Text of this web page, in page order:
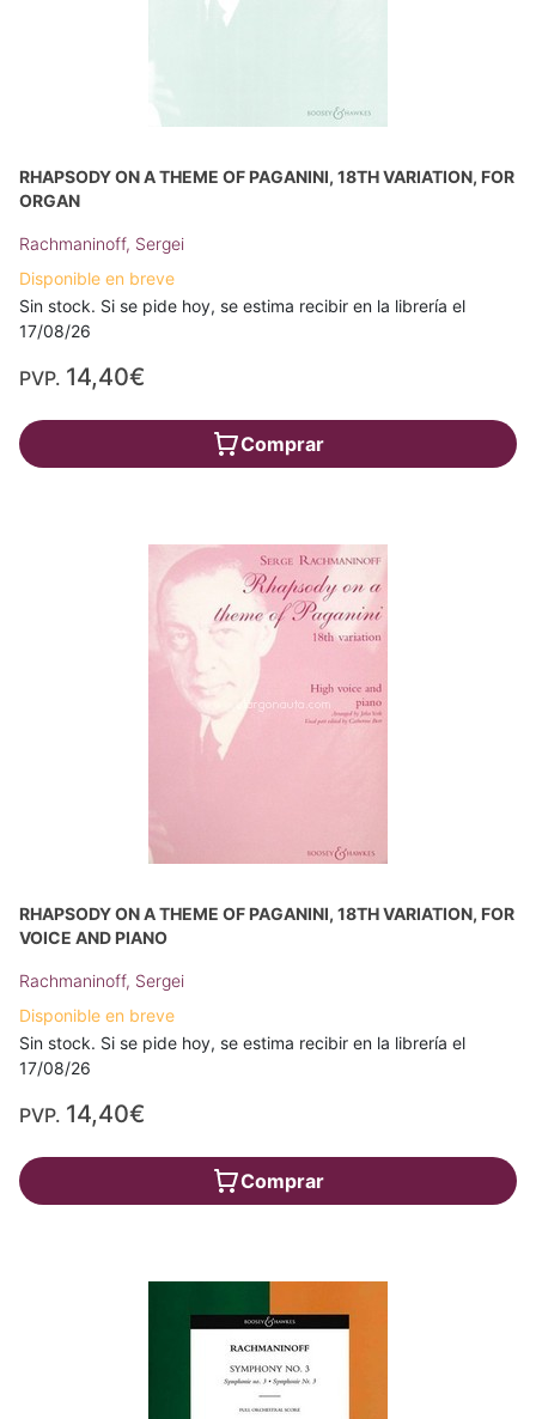
RHAPSODY ON A THEME OF PAGANINI, 18TH VARIATION, FOR
ORGAN
Rachmaninoff, Sergei
Disponible en breve
Sin stock. Si se pide hoy, se estima recibir en la librería el
17/08/26
PVP. 14,40€
Comprar
RHAPSODY ON A THEME OF PAGANINI, 18TH VARIATION, FOR
VOICE AND PIANO
Rachmaninoff, Sergei
Disponible en breve
Sin stock. Si se pide hoy, se estima recibir en la librería el
17/08/26
PVP. 14,40€
Comprar